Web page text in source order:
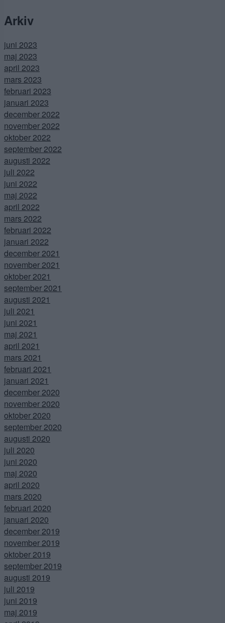
Arkiv
juni 2023
maj 2023
april 2023
mars 2023
februari 2023
januari 2023
december 2022
november 2022
oktober 2022
september 2022
augusti 2022
juli 2022
juni 2022
maj 2022
april 2022
mars 2022
februari 2022
januari 2022
december 2021
november 2021
oktober 2021
september 2021
augusti 2021
juli 2021
juni 2021
maj 2021
april 2021
mars 2021
februari 2021
januari 2021
december 2020
november 2020
oktober 2020
september 2020
augusti 2020
juli 2020
juni 2020
maj 2020
april 2020
mars 2020
februari 2020
januari 2020
december 2019
november 2019
oktober 2019
september 2019
augusti 2019
juli 2019
juni 2019
maj 2019